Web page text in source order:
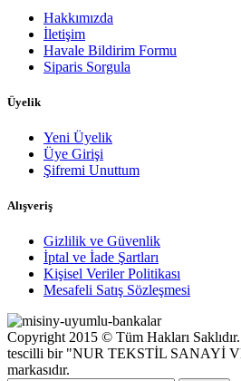
Hakkımızda
İletişim
Havale Bildirim Formu
Siparis Sorgula
Üyelik
Yeni Üyelik
Üye Girişi
Şifremi Unuttum
Alışveriş
Gizlilik ve Güvenlik
İptal ve İade Şartları
Kişisel Veriler Politikası
Mesafeli Satış Sözleşmesi
Copyright 2015 © Tüm Hakları
tescilli bir "NUR TEKSTİL SANAYİ
markasıdır.